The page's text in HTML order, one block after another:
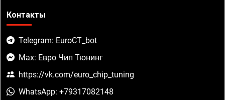
Контакты
Telegram: EuroCT_bot
Max: Евро Чип Тюнинг
https://vk.com/euro_chip_tuning
WhatsApp: +79317082148